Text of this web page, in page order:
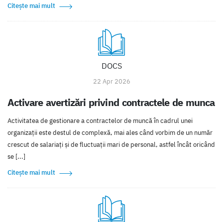
Citește mai mult
DOCS
22 Apr 2026
Activare avertizări privind contractele de munca
Activitatea de gestionare a contractelor de muncă în cadrul unei
organizații este destul de complexă, mai ales când vorbim de un număr
crescut de salariați și de fluctuații mari de personal, astfel încât oricând
se [...]
Citește mai mult